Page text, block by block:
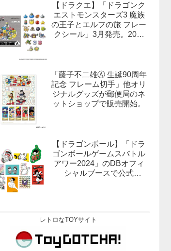
【ドラクエ】「ドラゴンク
エストモンスターズ3 魔族
の王子とエルフの旅 フレー
クシール」3月発売。20柄
「藤子不二雄Ⓐ 生誕90周年
記念 フレーム切手」他オリ
ジナルグッズが郵便局のネ
ットショップで販売開始。
【ドラゴンボール】「ドラ
ゴンボールゲームスバトル
アワー2024」のDBオフィ
シャルブースで公式
る。1月27日,28日@ロサン
ゼルス。
レトロなTOYサイト